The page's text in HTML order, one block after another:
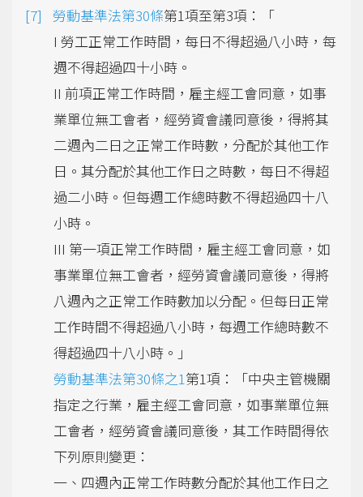
勞動基準法第30條第1項至第3項：「
I 勞工正常工作時間，每日不得超過八小時，每
週不得超過四十小時。
II 前項正常工作時間，雇主經工會同意，如事
業單位無工會者，經勞資會議同意後，得將其
二週內二日之正常工作時數，分配於其他工作
日。其分配於其他工作日之時數，每日不得超
過二小時。但每週工作總時數不得超過四十八
小時。
III 第一項正常工作時間，雇主經工會同意，如
事業單位無工會者，經勞資會議同意後，得將
八週內之正常工作時數加以分配。但每日正常
工作時間不得超過八小時，每週工作總時數不
得超過四十八小時。」
勞動基準法第30條之1第1項：「中央主管機關
指定之行業，雇主經工會同意，如事業單位無
工會者，經勞資會議同意後，其工作時間得依
下列原則變更：
一、四週內正常工作時數分配於其他工作日之